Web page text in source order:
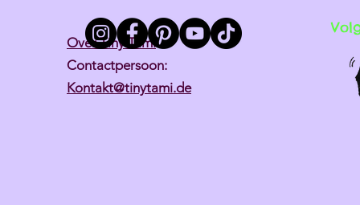
Over Tiny Tami
Contactpersoon:
Kontakt@tinytami.de